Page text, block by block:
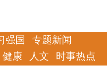
强国
专题新闻
健康 人文 时事热点